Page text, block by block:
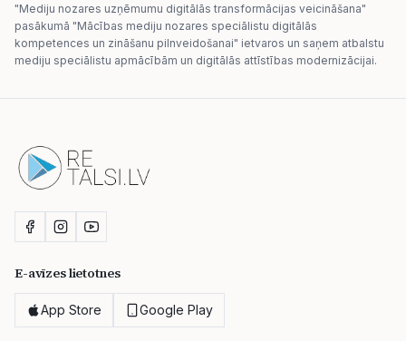
"Mediju nozares uzņēmumu digitālās transformācijas veicināšana"
pasākumā "Mācības mediju nozares speciālistu digitālās
kompetences un zināšanu pilnveidošanai" ietvaros un saņem atbalstu
mediju speciālistu apmācībām un digitālās attīstības modernizācijai.
E-avīzes lietotnes
App Store Google Play